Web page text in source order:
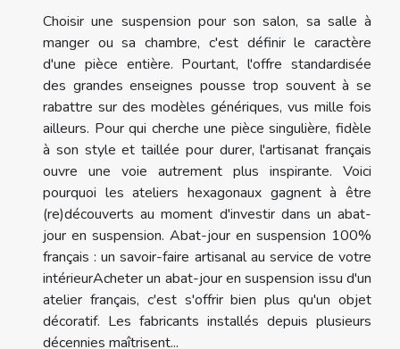
Choisir une suspension pour son salon, sa salle à
manger ou sa chambre, c'est définir le caractère
d'une pièce entière. Pourtant, l'offre standardisée
des grandes enseignes pousse trop souvent à se
rabattre sur des modèles génériques, vus mille fois
ailleurs. Pour qui cherche une pièce singulière, fidèle
à son style et taillée pour durer, l'artisanat français
ouvre une voie autrement plus inspirante. Voici
pourquoi les ateliers hexagonaux gagnent à être
(re)découverts au moment d'investir dans un abat-
jour en suspension. Abat-jour en suspension 100%
français : un savoir-faire artisanal au service de votre
intérieurAcheter un abat-jour en suspension issu d'un
atelier français, c'est s'offrir bien plus qu'un objet
décoratif. Les fabricants installés depuis plusieurs
décennies maîtrisent...